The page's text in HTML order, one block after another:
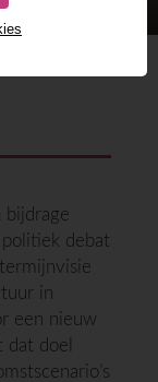
bijdrage
debat
in
een nieuw
doel